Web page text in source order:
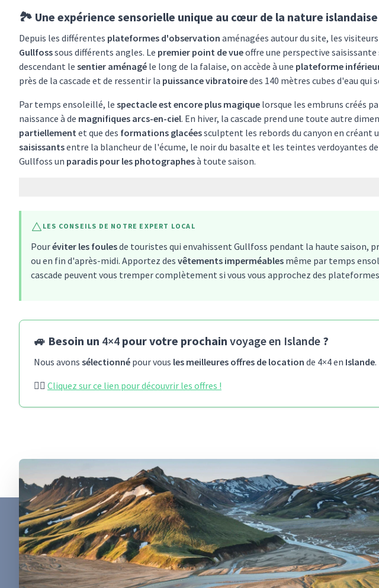
🏞️ Une expérience sensorielle unique au cœur de la nature islandaise
Depuis les différentes plateformes d'observation aménagées autour du site, les
Gullfosssous différents angles. Le premier point de vueoffre une perspective
descendant le sentier aménagé le long de la falaise, on accède à une plateforme
près de la cascade et de ressentir la puissance vibratoiredes 140 mètres cubes d'eau qui
Par temps ensoleillé, le spectacle est encore plus magique lorsque les embruns créés
naissance à de magnifiques arcs-en-ciel. En hiver, la cascade prend une toute autre
partiellement et que des formations glacéessculptent les rebords du canyon en créant
saisissantsentre la blancheur de l'écume, le noir du basalte et les teintes verdoyantes
Gullfoss un paradis pour les photographesà toute saison.
LES CONSEILS DE NOTRE EXPERT LOCAL
Pouréviter les foulesde touristes qui envahissent Gullfoss pendant la haute saison,
ou en fin d'après-midi. Apportez des vêtements imperméables même par temps
cascade peuvent vous tremper complètement si vous vous approchez des
🚙 Besoin un 4×4 pour votre prochain voyage en Islande ?
Nous avons sélectionné pour vous les meilleures offres de location de 4×4 en Islande.
👉🏻 Cliquez sur ce lien pour découvrir les offres !